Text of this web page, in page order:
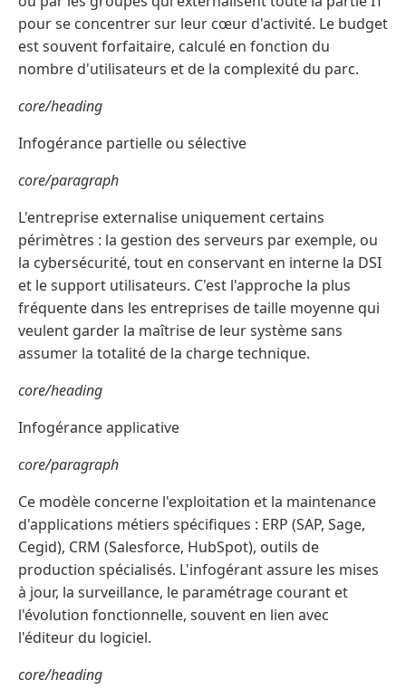
pour se concentrer sur leur cœur d'activité. Le budget
est souvent forfaitaire, calculé en fonction du
nombre d'utilisateurs et de la complexité du parc.
core/heading
Infogérance partielle ou sélective
core/paragraph
L'entreprise externalise uniquement certains
périmètres : la gestion des serveurs par exemple, ou
la cybersécurité, tout en conservant en interne la DSI
et le support utilisateurs. C'est l'approche la plus
fréquente dans les entreprises de taille moyenne qui
veulent garder la maîtrise de leur système sans
assumer la totalité de la charge technique.
core/heading
Infogérance applicative
core/paragraph
Ce modèle concerne l'exploitation et la maintenance
d'applications métiers spécifiques : ERP (SAP, Sage,
Cegid), CRM (Salesforce, HubSpot), outils de
production spécialisés. L'infogérant assure les mises
à jour, la surveillance, le paramétrage courant et
l'évolution fonctionnelle, souvent en lien avec
l'éditeur du logiciel.
core/heading